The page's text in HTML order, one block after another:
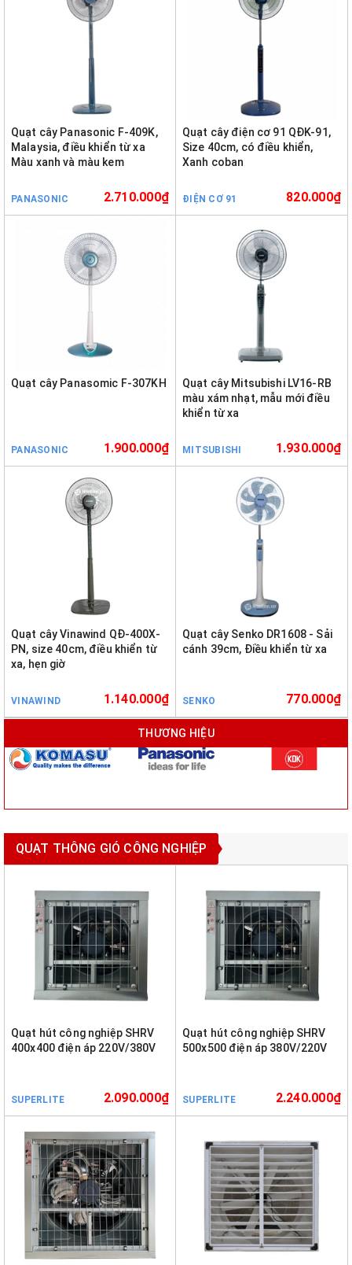
Quạt cây Panasonic F-409K,
Malaysia, điều khiển từ xa
Màu xanh và màu kem
PANASONIC 2.710.000₫
Quạt cây điện cơ 91 QĐK-91,
Size 40cm, có điều khiển,
Xanh coban
ĐIỆN CƠ 91 820.000₫
Quạt cây Panasomic F-307KH
PANASONIC 1.900.000₫
Quạt cây Mitsubishi LV16-RB
màu xám nhạt, mẫu mới điều
khiển từ xa
MITSUBISHI 1.930.000₫
Quạt cây Vinawind QĐ-400X-
PN, size 40cm, điều khiển từ
xa, hẹn giờ
VINAWIND 1.140.000₫
Quạt cây Senko DR1608 - Sải
cánh 39cm, Điều khiển từ xa
SENKO 770.000₫
THƯƠNG HIỆU
QUẠT THÔNG GIÓ CÔNG NGHIỆP
Quạt hút công nghiệp SHRV
400x400 điện áp 220V/380V
SUPERLITE 2.090.000₫
Quạt hút công nghiệp SHRV
500x500 điện áp 380V/220V
SUPERLITE 2.240.000₫